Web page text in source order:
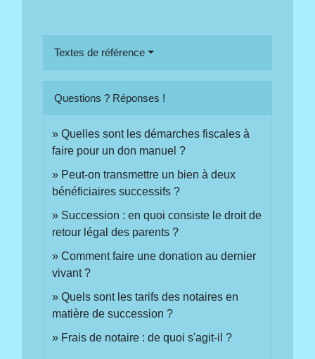
Textes de référence
Questions ? Réponses !
Quelles sont les démarches fiscales à
faire pour un don manuel ?
Peut-on transmettre un bien à deux
bénéficiaires successifs ?
Succession : en quoi consiste le droit de
retour légal des parents ?
Comment faire une donation au dernier
vivant ?
Quels sont les tarifs des notaires en
matière de succession ?
Frais de notaire : de quoi s'agit-il ?